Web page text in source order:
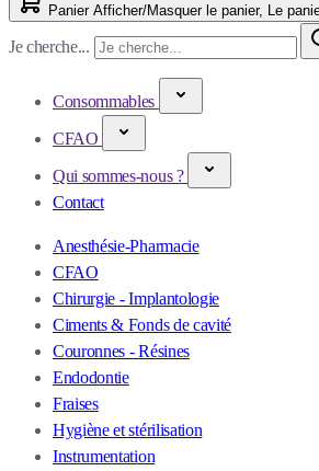
Panier Afficher/Masquer
Je cherche...
Consommables
CFAO
Qui sommes-nous ?
Contact
Anesthésie-Pharmacie
CFAO
Chirurgie - Implantologie
Ciments & Fonds de cavité
Couronnes - Résines
Endodontie
Fraises
Hygiène et stérilisation
Instrumentation